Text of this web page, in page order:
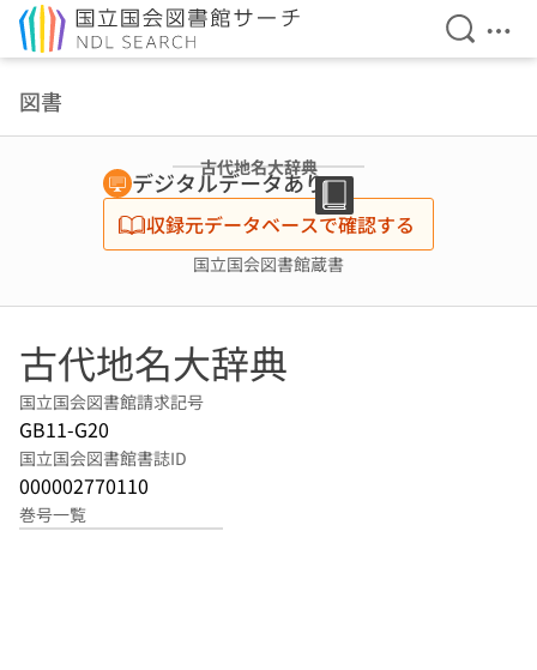
検索を
メ
図書
古代地名大辞典
デジタルデータあり
収録元データベースで確認する
国立国会図書館蔵書
古代地名大辞典
国立国会図書館請求記号
GB11-G20
国立国会図書館書誌ID
000002770110
巻号一覧